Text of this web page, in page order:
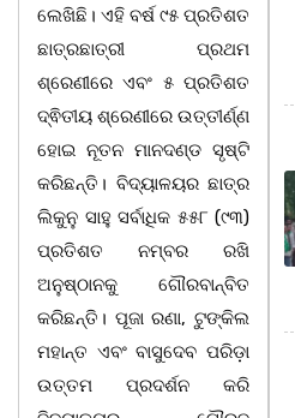
ଲେଖିଛି। ଏହି ବର୍ଷ ୯୫ ପ୍ରତିଶତ
ଛାତ୍ରଛାତ୍ରୀ ପ୍ରଥମ
ଶ୍ରେଣୀରେ ଏବଂ ୫ ପ୍ରତିଶତ
ଦ୍ଵିତୀୟ ଶ୍ରେଣୀରେ ଉତ୍ତୀର୍ଣ୍ଣ
ହୋଇ ନୂତନ ମାନଦଣ୍ଡ ସୃଷ୍ଟି
କରିଛନ୍ତି। ବିଦ୍ୟାଳୟର ଛାତ୍ର
ଲିକୁନୁ ସାହୁ ସର୍ବାଧିକ ୫୫୮ (୯୩)
ପ୍ରତିଶତ ନମ୍ବର ରଖି
ଅନୁଷ୍ଠାନକୁ ଗୌରବାନ୍ବିତ
କରିଛନ୍ତି। ପୂଜା ରଣା, ଟୁଙ୍କିଲ
ମହାନ୍ତ ଏବଂ ବାସୁଦେବ ପରିଡ଼ା
ଉତ୍ତମ ପ୍ରଦର୍ଶନ କରି